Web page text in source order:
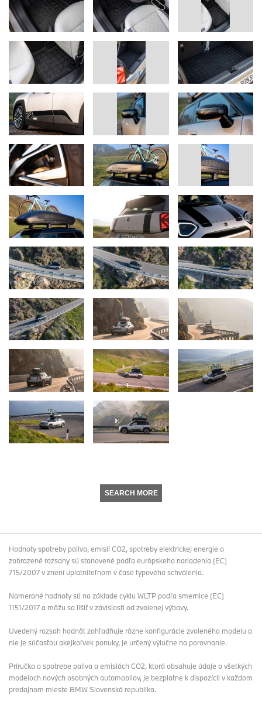
SEARCH MORE
Hodnoty spotreby paliva, emisií CO2, spotreby elektrickej energie a
zobrazené rozsahy sú stanovené podľa európskeho nariadenia (EC)
715/2007 v znení uplatniteľnom v čase typového schválenia.
Namerané hodnoty sú na základe cyklu WLTP podľa smernice (EC)
1151/2017 a môžu sa líšiť v závislosti od zvolenej výbavy.
Uvedený rozsah hodnôt zohľadňuje rôzne konfigurácie zvoleného modelu a
nie je súčasťou akejkoľvek ponuky, je určený výlučne na porovnanie.
Príručka o spotrebe paliva a emisiách CO2, ktorá obsahuje údaje o všetkých
modeloch nových osobných automobilov, je bezplatne k dispozícii v každom
predajnom mieste BMW Slovenská republika.